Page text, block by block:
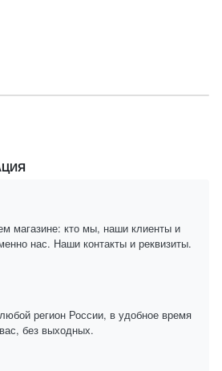
магазине: кто мы, наши клиенты и
нас. Наши контакты и реквизиты.
регион России, в удобное время
без выходных.